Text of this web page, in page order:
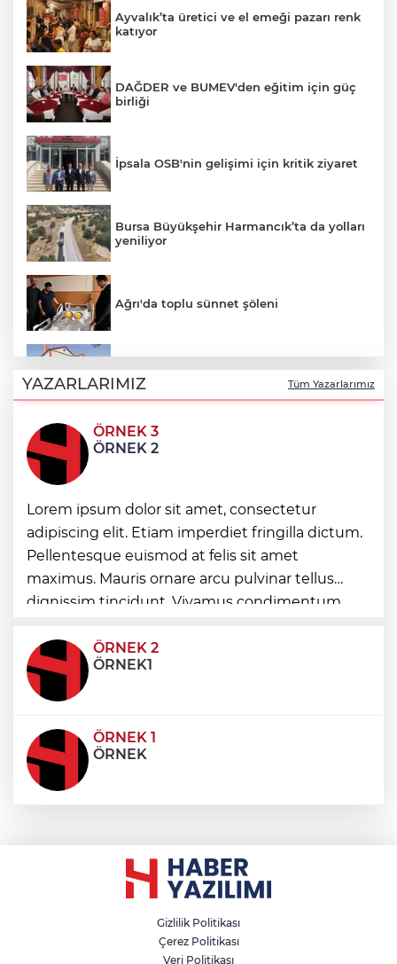
Ayvalık’ta üretici ve el emeği pazarı renk
katıyor
DAĞDER ve BUMEV'den eğitim için güç
birliği
İpsala OSB'nin gelişimi için kritik ziyaret
Bursa Büyükşehir Harmancık’ta da yolları
yeniliyor
Ağrı'da toplu sünnet şöleni
İzmir’de
Osmangazi’de geleceğin yüzücüleri
sertifikalarını aldı
Minik Hazar Ali, ilk kez “anne” dedi
Mustafa Keser’den müzik ve kahkaha
dolu gece
YAZARLARIMIZ Tüm Yazarlarımız
ÖRNEK 3
ÖRNEK 2
Lorem ipsum dolor sit amet, consectetur
adipiscing elit. Etiam imperdiet fringilla dictum.
Pellentesque euismod at felis sit amet
maximus. Mauris ornare arcu pulvinar tellus
dignissim tincidunt. Vivamus condimentum
condimentum eros et, faucibus sapien. Praese
ÖRNEK 2
ÖRNEK1
ÖRNEK 1
ÖRNEK
Gizlilik Politikası
Çerez Politikası
Veri Politikası